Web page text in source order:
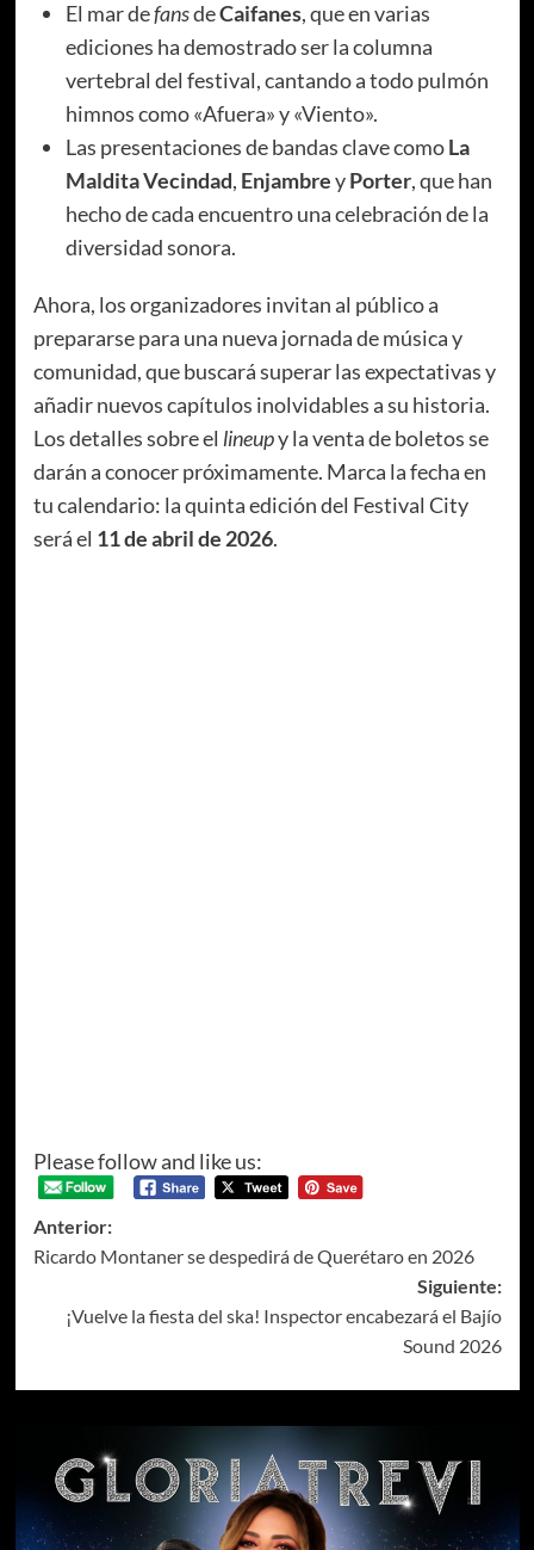
El mar defansdeCaifanes, que en varias
ediciones ha demostrado ser la columna
vertebral del festival, cantando a todo pulmón
himnos como «Afuera» y «Viento».
Las presentaciones de bandas clave comoLa
Maldita Vecindad, EnjambreyPorter, que han
hecho de cada encuentro una celebración de la
diversidad sonora.
Ahora, los organizadores invitan al público a
prepararse para una nueva jornada de música y
comunidad, que buscará superar las expectativas y
añadir nuevos capítulos inolvidables a su historia.
Los detalles sobre el lineupy la venta de boletos se
darán a conocer próximamente. Marca la fecha en
tu calendario: la quinta edición del Festival City
será el 11 de abril de 2026.
Please follow and like us:
Anterior:
Ricardo Montaner se despedirá de Querétaro en 2026
Siguiente:
¡Vuelve la fiesta del ska! Inspector encabezará el Bajío
Sound 2026